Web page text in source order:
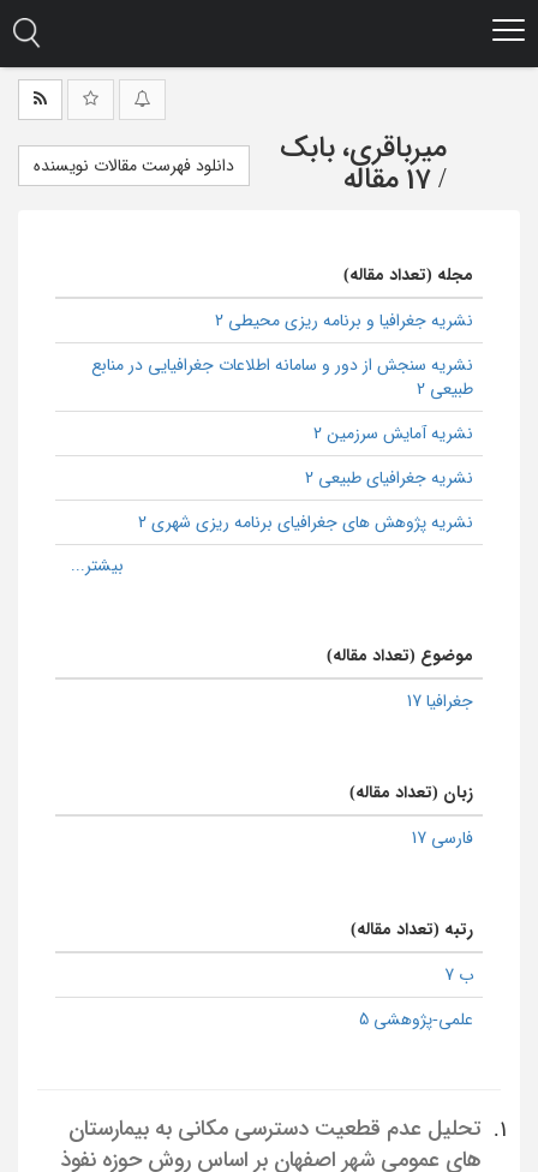
میرباقری، بابک
/ 17 مقاله دانلود فهرست مقالات نویسنده
مجله (تعداد مقاله)
نشریه جغرافیا و برنامه ریزی محیطی 2
نشریه سنجش از دور و سامانه اطلاعات جغرافیایی در منابع
طبیعی 2
نشریه آمایش سرزمین 2
نشریه جغرافیای طبیعی 2
نشریه پژوهش های جغرافیای برنامه ریزی شهری 2
موضوع (تعداد مقاله)
جغرافیا 17
زبان (تعداد مقاله)
فارسی 17
رتبه (تعداد مقاله)
ب 7
علمی-پژوهشی 5
1.
تحلیل عدم قطعیت دسترسی مکانی به بیمارستان
های عمومی شهر اصفهان بر اساس روش حوزه نفوذ